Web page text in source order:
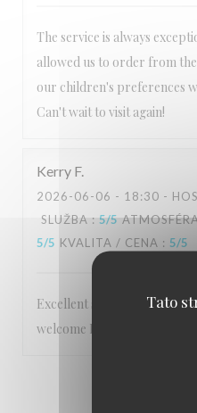
Tato
The service is always
allowed us to order from
our children's preferences
Can't wait to visit again!
Kerry F
2026-06-06 - 18:30 -
SLUŽBA : 5/5
5/5 KVALITA / CENA : 5/5
Excellent service Staff are
welcome Food is 5 star